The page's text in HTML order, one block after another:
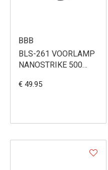
BBB
BLS-261 VOORLAMP
NANOSTRIKE 500
€ 49.95